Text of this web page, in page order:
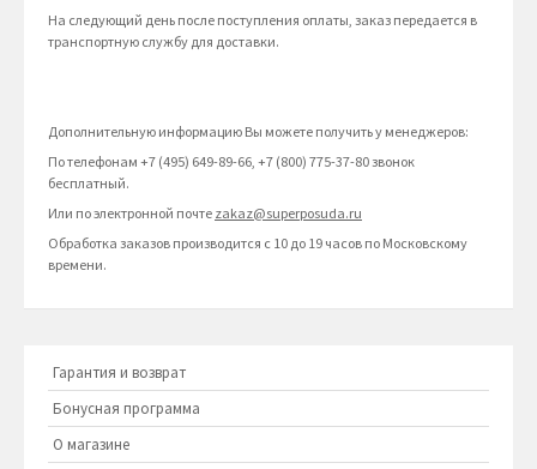
На следующий день после поступления оплаты, заказ передается в
транспортную службу для доставки.
Дополнительную информацию Вы можете получить у менеджеров:
По телефонам +7 (495) 649-89-66, +7 (800) 775-37-80 звонок
бесплатный.
Или по электронной почте zakaz@superposuda.ru
Обработка заказов производится с 10 до 19 часов по Московскому
времени.
Гарантия и возврат
Бонусная программа
О магазине